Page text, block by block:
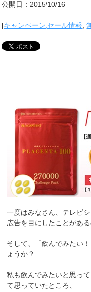
公開日：2015/10/16
[キャンペーン,セール情報,
一度はみなさん、テレビ
広告を目にしたことがあ
そして、「飲んでみたい
ょうか？
私も飲んでみたいと思っ
て思っていたところ、